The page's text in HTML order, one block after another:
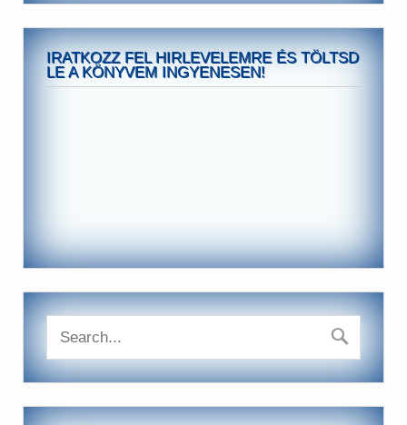
IRATKOZZ FEL HIRLEVELEMRE ÉS TÖLTSD
LE A KÖNYVEM INGYENESEN!